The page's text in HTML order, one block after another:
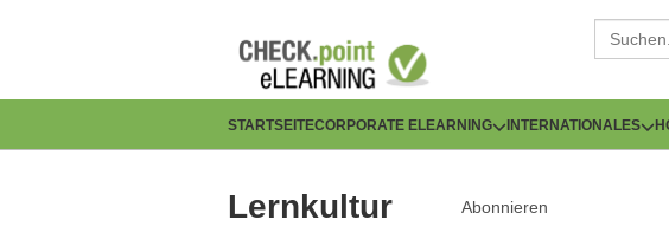
H
u
STARTSEITECORPORATE ELEARNING INTERNATIONALES
Lernkultur Abonnieren